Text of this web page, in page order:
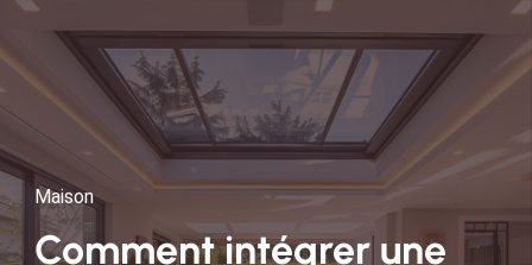
Maison
Comment intégrer une